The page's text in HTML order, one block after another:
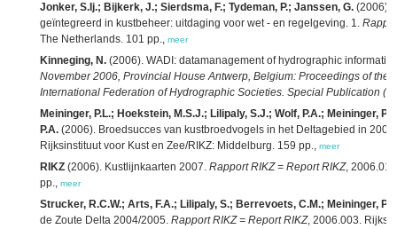
Jonker, S.Ij.; Bijkerk, J.; Sierdsma, F.; Tydeman, P.; Janssen, G. (2006).
geïntegreerd in kustbeheer: uitdaging voor wet - en regelgeving. 1.
The Netherlands. 101 pp., meer
Kinneging, N. (2006). WADI: datamanagement of hydrographic
November 2006, Provincial House Antwerp, Belgium: Proceedings of the
International Federation of Hydrographic Societies. Special Publication
Meininger, P.L.; Hoekstein, M.S.J.; Lilipaly, S.J.; Wolf, P.A.; Meininger,
P.A. (2006). Broedsucces van kustbroedvogels in het Deltagebied in
Rijksinstituut voor Kust en Zee/RIKZ: Middelburg. 159 pp., meer
RIKZ (2006). Kustlijnkaarten 2007. Rapport RIKZ = Report RIKZ,
pp., meer
Strucker, R.C.W.; Arts, F.A.; Lilipaly, S.; Berrevoets, C.M.; Meininger, P.L.
de Zoute Delta 2004/2005. Rapport RIKZ = Report RIKZ, 2006.003.